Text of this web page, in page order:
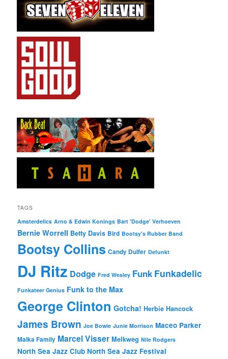
TAGS
Amsterdelics Arno & Edwin Konings Bart 'Dodge' Verhoeven
Bernie Worrell Betty Davis Bird Bootsy's Rubber Band
Bootsy Collins Candy Dulfer Defunkt
DJ Ritz Dodge Fred Wesley Funk Funkadelic
Funkateer Genius Funk to the Max
George Clinton Gotcha! Herbie Hancock
James Brown Joe Bowie Junie Morrison Maceo Parker
Malka Family Marcel Visser Melkweg Nile Rodgers
North Sea Jazz Club North Sea Jazz Festival